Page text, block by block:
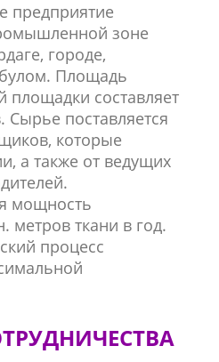
предприятие
зоне
городе,
Площадь
площадки составляет
Сырье поставляется
которые
а также от ведущих
мощность
метров ткани в год.
процесс